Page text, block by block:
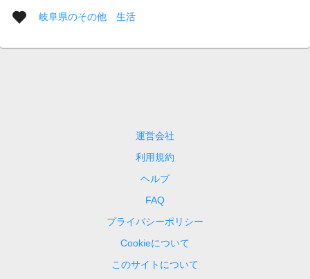
岐阜県のその他 生活
運営会社
利用規約
ヘルプ
FAQ
プライバシーポリシー
Cookieについて
このサイトについて